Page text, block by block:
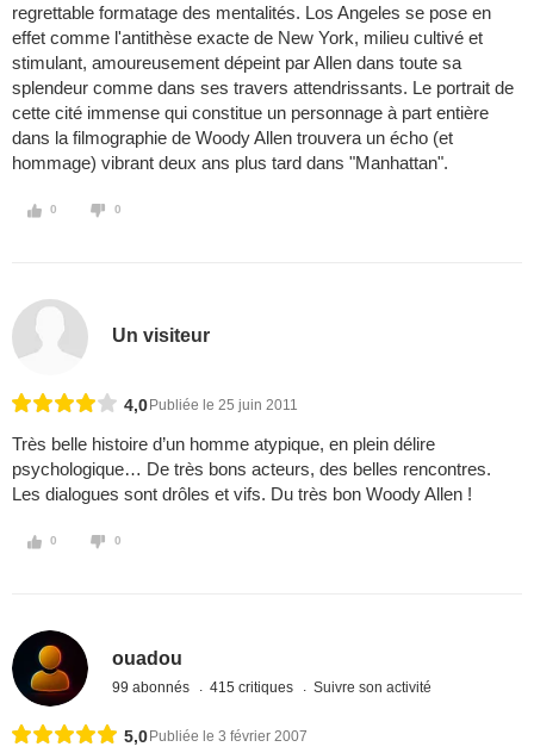
regrettable formatage des mentalités. Los Angeles se pose en
effet comme l'antithèse exacte de New York, milieu cultivé et
stimulant, amoureusement dépeint par Allen dans toute sa
splendeur comme dans ses travers attendrissants. Le portrait de
cette cité immense qui constitue un personnage à part entière
dans la filmographie de Woody Allen trouvera un écho (et
hommage) vibrant deux ans plus tard dans "Manhattan".
0 0
Un visiteur
4,0 Publiée le 25 juin 2011
Très belle histoire d’un homme atypique, en plein délire
psychologique… De très bons acteurs, des belles rencontres.
Les dialogues sont drôles et vifs. Du très bon Woody Allen !
0 0
ouadou
99 abonnés 415 critiques Suivre son activité
5,0 Publiée le 3 février 2007